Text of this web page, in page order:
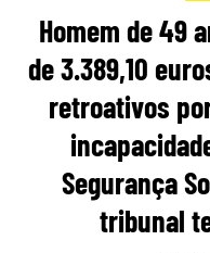
Homem de 49
de 3.389,10
retroativos
Segurança
tribunal